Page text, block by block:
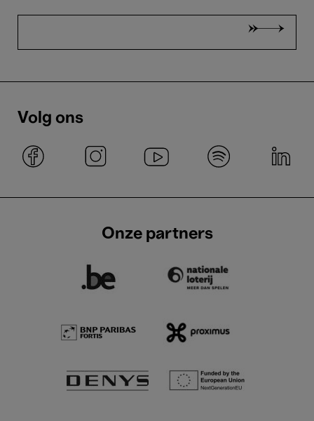
Volg ons
Onze partners